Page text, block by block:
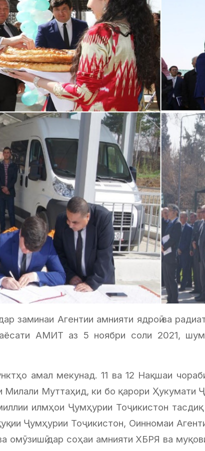
заминаи Агентии амнияти ядроӣ ва
АМИТ аз 5 ноябри соли 2021,
амал мекунад. 11 ва 12 Нақшаи
Муттаҳид, ки бо қарори Ҳукумати
илмҳои Ҷумҳурии Тоҷикистон
Ҷумҳурии Тоҷикистон, Оинномаи
омӯзишӣ дар соҳаи амнияти ХБРЯ ва